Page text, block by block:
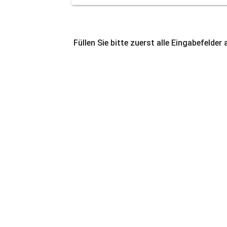
Füllen Sie bitte zuerst alle Eingabefelder